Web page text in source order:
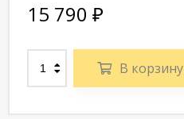
15 790 ₽
В корзину